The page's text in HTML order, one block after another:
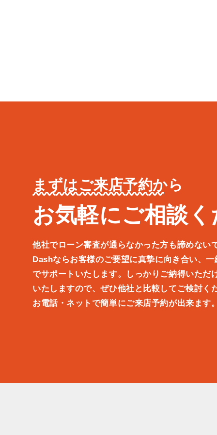
まずはご来店予約から
お気軽にご相談
他社でローン審査が通らなかった方も諦めない
Dashならお客様のご要望に真摯に向き合い、
でサポートいたします。しっかりご納得いただ
いたしますので、ぜひ他社と比較してご検討く
お電話・ネットで簡単にご来店予約が出来ます